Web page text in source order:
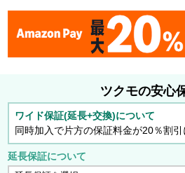
ツクモの安心
ワイド保証(延長+交換)について
同時加入で片方の保証料金が20％割引
延長保証について